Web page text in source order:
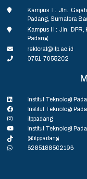
Kampus I : Jln.
Padang, Sumatera
Kampus II : Jln.
Padang
rektorat@itp.ac.id
0751-7055202
Institut Teknologi
Institut Teknologi
itppadang
Institut Teknologi
@itppadang
6285188502196